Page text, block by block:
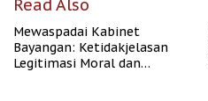
Read Also
Mewaspadai Kabinet
Bayangan: Ketidakjelasan
Legitimasi Moral dan